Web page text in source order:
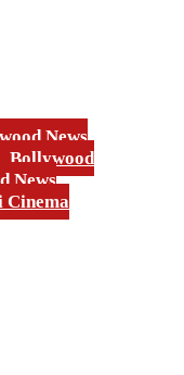
News
Bollywood
News
Cinema